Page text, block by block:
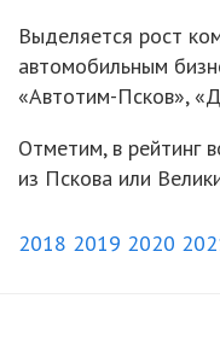
Выделяется рост
автомобильным
«Автотим-Псков»,
Отметим, в рейтинг
из Пскова или
2018 2019 2020